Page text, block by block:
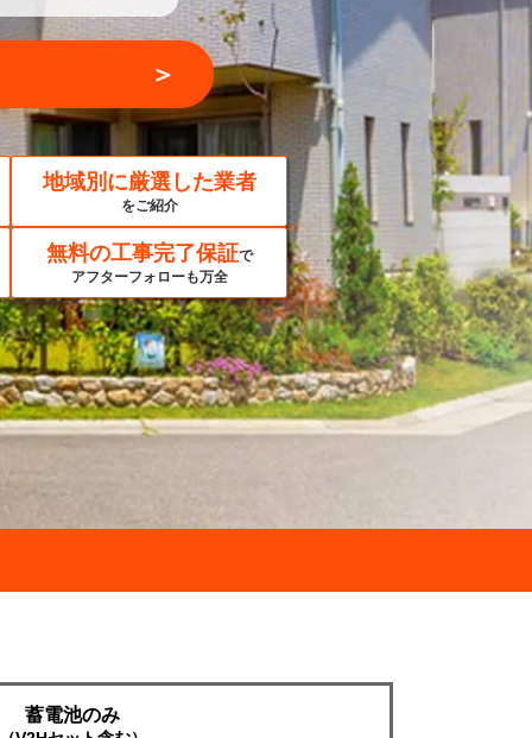
＞
地域別に厳選した業者
をご紹介
無料の工事完了保証で
アフターフォローも万全
蓄電池のみ